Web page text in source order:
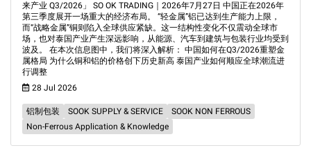
来产业 Q3/2026」 SO OK TRADING｜2026年7月27日 中国正在2026年
第三季度展开一场重大的经济布局。 “轻金属”铝已达到生产能力上限，
而“战略金属”铜则陷入全球供应紧缺。这一结构性变化不仅震动全球市
场，也对泰国产业产生深远影响，从能源、汽车到建筑与包装行业均受到
波及。 在本次信息图中，我们将深入解析： 中国如何在Q3/2026重塑金
属格局 为什么铜和铝的价格创下历史新高 泰国产业如何顺应全球潮流进
行调整
28 Jul 2026
铝制包装 SOOK SUPPLY & SERVICE
SOOK NON FERROUS
Non-Ferrous Application & Knowledge